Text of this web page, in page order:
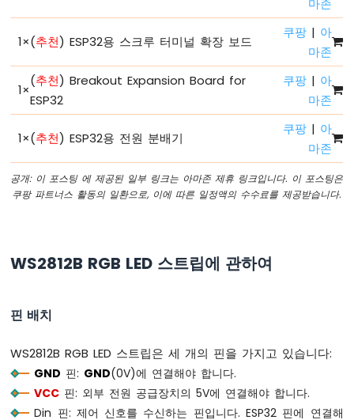
름
은
누
버
튼
위
-
미
스
위
치
1×(추천) ESP32용 스크루 터미널 확장 보드
쿠팡 | 아
마존
1×
(추천) Breakout Expansion Board for
ESP32
쿠팡 | 아
마존
1×(추천) ESP32용 전원 분배기
쿠팡 | 아
마존
공개: 이 포스팅 에 제공된 일부 링크는 아마존 제휴 링크입니다. 이 포스팅은
쿠팡 파트너스 활동의 일환으로, 이에 따른 일정액의 수수료를 제공받습니다.
WS2812B RGB LED 스트립에 관하여
핀 배치
WS2812B RGB LED 스트립은 세 개의 핀을 가지고 있습니다:
GND 핀: GND(0V)에 연결해야 합니다.
VCC 핀: 외부 전원 공급장치의 5V에 연결해야 합니다.
Din 핀: 제어 신호를 수신하는 핀입니다. ESP32 핀에 연결해